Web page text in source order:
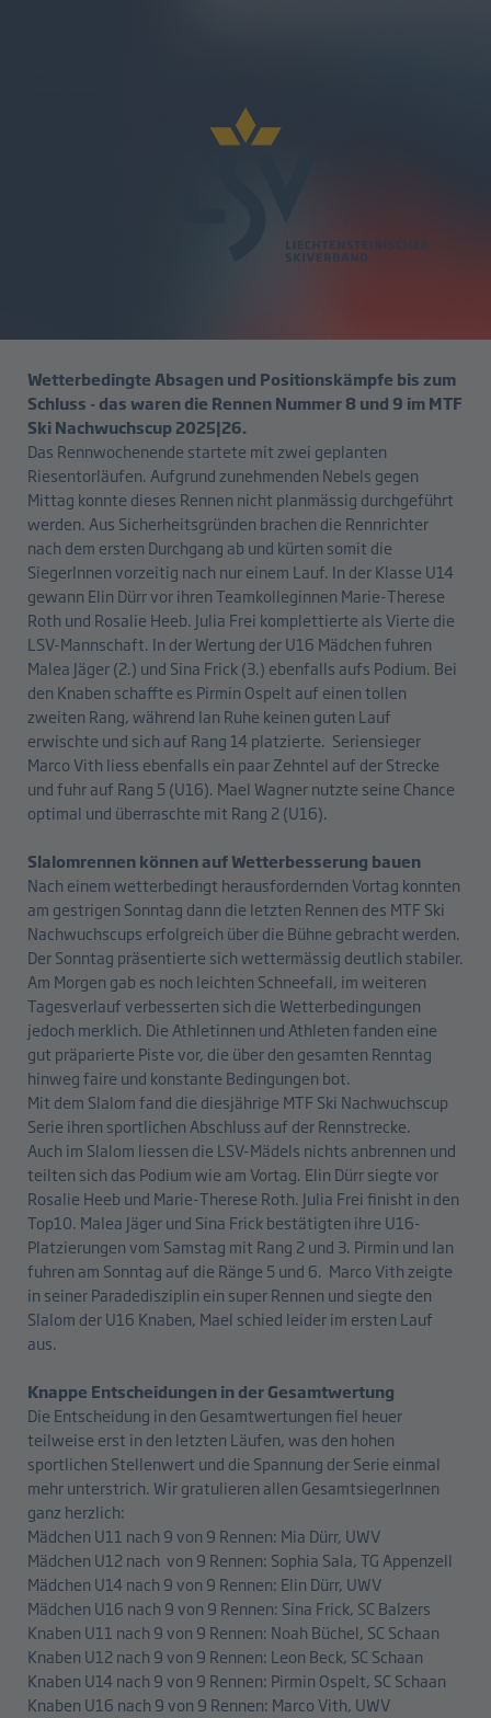
Nachwuchscup 2025|26
Wetterbedingte Absagen und Positionskämpfe bis zum
Schluss - das waren die Rennen Nummer 8 und 9 im MTF
Ski Nachwuchscup 2025|26.
Das Rennwochenende startete mit zwei geplanten
Riesentorläufen. Aufgrund zunehmenden Nebels gegen
Mittag konnte dieses Rennen nicht planmässig durchgeführt
werden. Aus Sicherheitsgründen brachen die Rennrichter
nach dem ersten Durchgang ab und kürten somit die
SiegerInnen vorzeitig nach nur einem Lauf. In der Klasse U14
gewann Elin Dürr vor ihren Teamkolleginnen Marie-Therese
Roth und Rosalie Heeb. Julia Frei komplettierte als Vierte die
LSV-Mannschaft. In der Wertung der U16 Mädchen fuhren
Malea Jäger (2.) und Sina Frick (3.) ebenfalls aufs Podium. Bei
den Knaben schaffte es Pirmin Ospelt auf einen tollen
zweiten Rang, während Ian Ruhe keinen guten Lauf
erwischte und sich auf Rang 14 platzierte. Seriensieger
Marco Vith liess ebenfalls ein paar Zehntel auf der Strecke
und fuhr auf Rang 5 (U16). Mael Wagner nutzte seine Chance
optimal und überraschte mit Rang 2 (U16).
Slalomrennen können auf Wetterbesserung bauen
Nach einem wetterbedingt herausfordernden Vortag konnten
am gestrigen Sonntag dann die letzten Rennen des MTF Ski
Nachwuchscups erfolgreich über die Bühne gebracht werden.
Der Sonntag präsentierte sich wettermässig deutlich stabiler.
Am Morgen gab es noch leichten Schneefall, im weiteren
Tagesverlauf verbesserten sich die Wetterbedingungen
jedoch merklich. Die Athletinnen und Athleten fanden eine
gut präparierte Piste vor, die über den gesamten Renntag
hinweg faire und konstante Bedingungen bot.
Mit dem Slalom fand die diesjährige MTF Ski Nachwuchscup
Serie ihren sportlichen Abschluss auf der Rennstrecke.
Auch im Slalom liessen die LSV-Mädels nichts anbrennen und
teilten sich das Podium wie am Vortag. Elin Dürr siegte vor
Rosalie Heeb und Marie-Therese Roth. Julia Frei finisht in den
Top10. Malea Jäger und Sina Frick bestätigten ihre U16-
Platzierungen vom Samstag mit Rang 2 und 3. Pirmin und Ian
fuhren am Sonntag auf die Ränge 5 und 6. Marco Vith zeigte
in seiner Paradedisziplin ein super Rennen und siegte den
Slalom der U16 Knaben, Mael schied leider im ersten Lauf
aus.
Knappe Entscheidungen in der Gesamtwertung
Die Entscheidung in den Gesamtwertungen fiel heuer
teilweise erst in den letzten Läufen, was den hohen
sportlichen Stellenwert und die Spannung der Serie einmal
mehr unterstrich. Wir gratulieren allen GesamtsiegerInnen
ganz herzlich:
Mädchen U11 nach 9 von 9 Rennen: Mia Dürr, UWV
Mädchen U12 nach von 9 Rennen: Sophia Sala, TG Appenzell
Mädchen U14 nach 9 von 9 Rennen: Elin Dürr, UWV
Mädchen U16 nach 9 von 9 Rennen: Sina Frick, SC Balzers
Knaben U11 nach 9 von 9 Rennen: Noah Büchel, SC Schaan
Knaben U12 nach 9 von 9 Rennen: Leon Beck, SC Schaan
Knaben U14 nach 9 von 9 Rennen: Pirmin Ospelt, SC Schaan
Knaben U16 nach 9 von 9 Rennen: Marco Vith, UWV